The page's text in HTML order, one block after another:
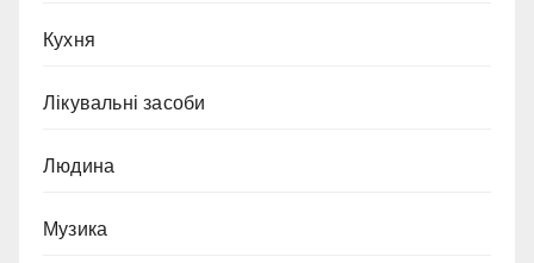
Кухня
Лікувальні засоби
Людина
Музика